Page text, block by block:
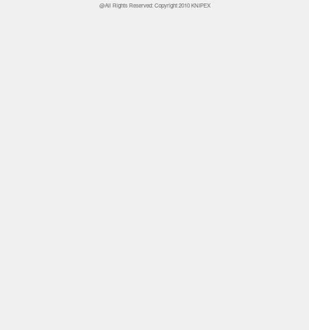
@All Rights Reserved: Copyright 2010 KNIPEX